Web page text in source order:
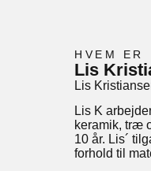
HVEM ER
Lis
Lis
Lis K
keramik, træ
10 år. Lis´
forhold til